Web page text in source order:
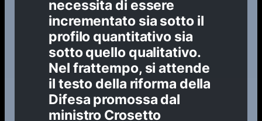
necessita di essere
incrementato sia sotto il
profilo quantitativo sia
sotto quello qualitativo.
Nel frattempo, si attende
il testo della riforma della
Difesa promossa dal
ministro Crosetto